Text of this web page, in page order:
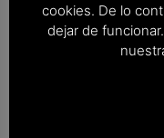
cookies. De lo
dejar de